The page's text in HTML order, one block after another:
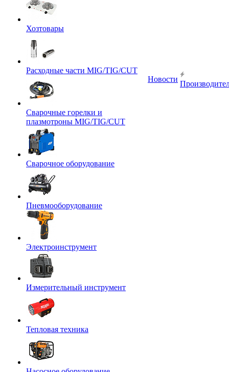
Хозтовары
Расходные части MIG/TIG/CUT
Сварочные горелки и
плазмотроны MIG/TIG/CUT
Сварочное оборудование
Пневмооборудование
Электроинструмент
Измерительный инструмент
Тепловая техника
Новости